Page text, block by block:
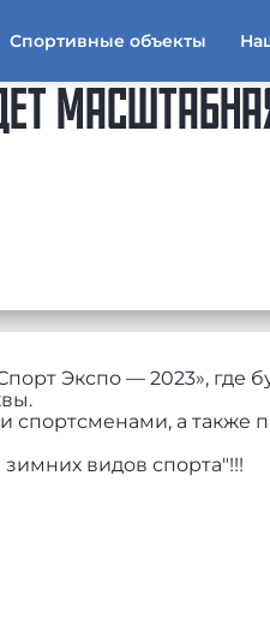
Спортивные объекты
Экспо — 2023», где
спортсменами, а также
видов спорта"!!!